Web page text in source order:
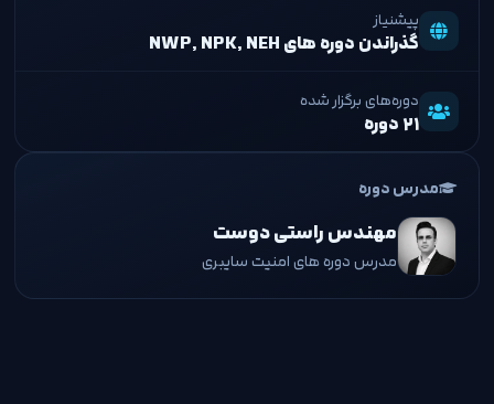
پیشنیاز
گذراندن دوره های NWP, NPK, NEH
دوره‌های برگزار شده
۲۱ دوره
مدرس دوره
مهندس راستی دوست
مدرس دوره های امنیت سایبری